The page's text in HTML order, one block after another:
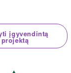
įgyvendintą
projektą